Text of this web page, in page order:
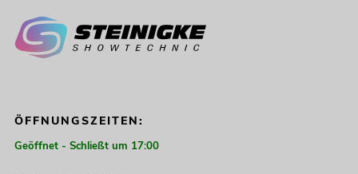
ÖFFNUNGSZEITEN:
Geöffnet - Schließt um 17:00